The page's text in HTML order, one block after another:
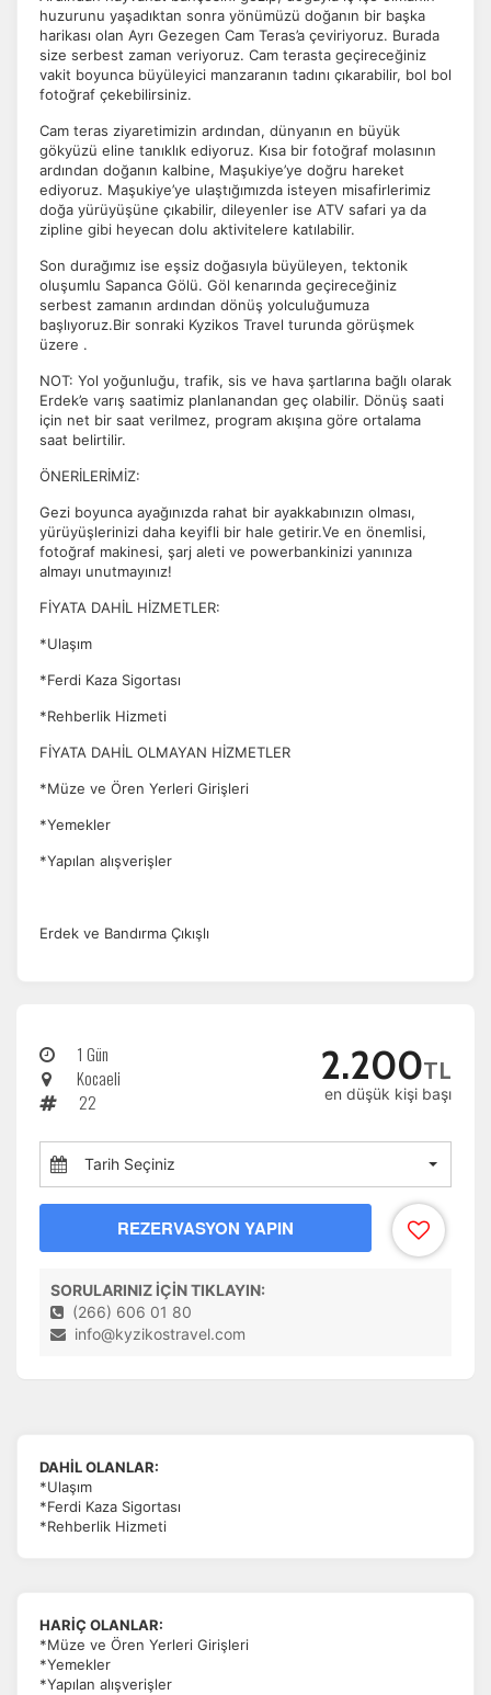
Çerez tercihlerinizibelirleyin.
Daha fazla bilgi için KVKK bilgilendirmemizi çerez kullanım ve
gizlilik koşullarınıinceleyebilirsiniz.
Zorunlu Çerezler HER ZAMAN AKTIF
Oturum yönetimi, güvenlik ve temel site işlevleri için
gereklidir. Bu çerezler olmadan site düzgün çalışmaz ve
devre dışı bırakılamaz.
İstatistik Çerezleri
ölçeriz. Hangi sayfaların popüler olduğunu ve
kullanıcıların nerede zorluk yaşadığını anlamamıza
yardımcı olur.
Pazarlama Çerezleri
Size ve ilgi alanlarınıza uygun reklamlar göstermek için
edersiniz, ancak daha az alakalı olabilirler.
Tercihleri Kaydet
huzurunu yaşadıktan sonra yönümüzü doğanın bir başka
harikası olan Ayrı Gezegen Cam Teras’a çeviriyoruz. Burada
size serbest zaman veriyoruz. Cam terasta geçireceğiniz
vakit boyunca büyüleyici manzaranın tadını çıkarabilir, bol bol
fotoğraf çekebilirsiniz.
Cam teras ziyaretimizin ardından, dünyanın en büyük
gökyüzü eline tanıklık ediyoruz. Kısa bir fotoğraf molasının
ardından doğanın kalbine, Maşukiye’ye doğru hareket
ediyoruz. Maşukiye’ye ulaştığımızda isteyen misafirlerimiz
doğa yürüyüşüne çıkabilir, dileyenler ise ATV safari ya da
zipline gibi heyecan dolu aktivitelere katılabilir.
Son durağımız ise eşsiz doğasıyla büyüleyen, tektonik
oluşumlu Sapanca Gölü. Göl kenarında geçireceğiniz
serbest zamanın ardından dönüş yolculuğumuza
başlıyoruz.Bir sonraki Kyzikos Travel turunda görüşmek
üzere .
NOT: Yol yoğunluğu, trafik, sis ve hava şartlarına bağlı olarak
Erdek’e varış saatimiz planlanandan geç olabilir. Dönüş saati
için net bir saat verilmez, program akışına göre ortalama
saat belirtilir.
ÖNERİLERİMİZ:
Gezi boyunca ayağınızda rahat bir ayakkabınızın olması,
yürüyüşlerinizi daha keyifli bir hale getirir.Ve en önemlisi,
fotoğraf makinesi, şarj aleti ve powerbankinizi yanınıza
almayı unutmayınız!
FİYATA DAHİL HİZMETLER:
*Ulaşım
*Ferdi Kaza Sigortası
*Rehberlik Hizmeti
FİYATA DAHİL OLMAYAN HİZMETLER
*Müze ve Ören Yerleri Girişleri
*Yemekler
*Yapılan alışverişler
Erdek ve Bandırma Çıkışlı
1 Gün
Kocaeli
22
2.200TL
en düşük kişi başı
Tarih Seçiniz
REZERVASYON YAPIN
SORULARINIZ İÇİN TIKLAYIN:
(266) 606 01 80
info@kyzikostravel.com
DAHİL OLANLAR:
*Ulaşım
*Ferdi Kaza Sigortası
*Rehberlik Hizmeti
HARİÇ OLANLAR:
*Müze ve Ören Yerleri Girişleri
*Yemekler
*Yapılan alışverişler